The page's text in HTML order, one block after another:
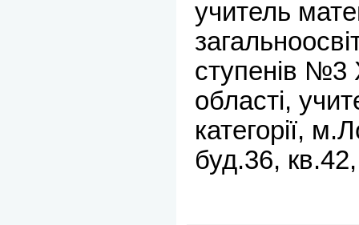
учитель
ступенів №3
області,
категорії,
буд.36,